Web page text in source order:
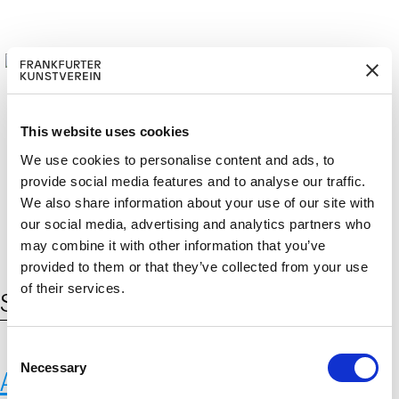
This website uses cookies
We use cookies to personalise content and ads, to
provide social media features and to analyse our traffic.
We also share information about your use of our site with
our social media, advertising and analytics partners who
may combine it with other information that you’ve
provided to them or that they’ve collected from your use
of their services.
o
n
Necessary
M
ITGLIED W
ERD
EN
Cerca: DE EN
Schlagwort:
Abgüsse prähistorischer